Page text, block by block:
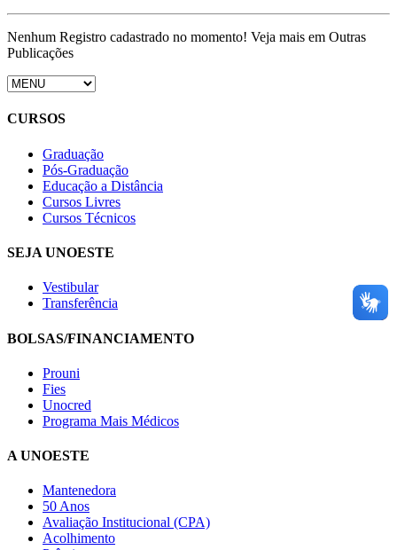
Nenhum Registro cadastrado no momento! Veja mais em Outras
Publicações
CURSOS
Graduação
Pós-Graduação
Educação a Distância
Cursos Livres
Cursos Técnicos
SEJA UNOESTE
Vestibular
Transferência
BOLSAS/FINANCIAMENTO
Prouni
Fies
Unocred
Programa Mais Médicos
A UNOESTE
Mantenedora
50 Anos
Avaliação Institucional (CPA)
Acolhimento